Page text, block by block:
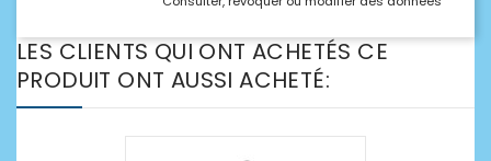
LES CLIENTS QUI ONT ACHETÉS CE
PRODUIT ONT AUSSI ACHETÉ: